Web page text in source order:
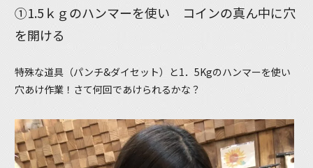
①1.5ｋｇのハンマーを使い コインの真ん中に穴
を開ける
特殊な道具（パンチ&ダイセット）と1．5Kgのハンマーを使い
穴あけ作業！さて何回であけられるかな？